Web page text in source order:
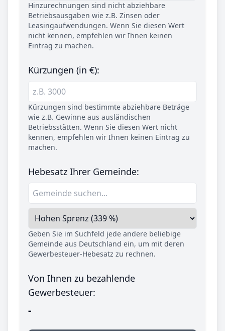
Hinzurechnungen sind nicht abziehbare
Betriebsausgaben wie z.B. Zinsen oder
Leasingaufwendungen. Wenn Sie diesen Wert
nicht kennen, empfehlen wir Ihnen keinen
Eintrag zu machen.
Kürzungen (in €):
Kürzungen sind bestimmte abziehbare Beträge
wie z.B. Gewinne aus ausländischen
Betriebsstätten. Wenn Sie diesen Wert nicht
kennen, empfehlen wir Ihnen keinen Eintrag zu
machen.
Hebesatz Ihrer Gemeinde:
Geben Sie im Suchfeld jede andere beliebige
Gemeinde aus Deutschland ein, um mit deren
Gewerbesteuer-Hebesatz zu rechnen.
Von Ihnen zu bezahlende
Gewerbesteuer:
-